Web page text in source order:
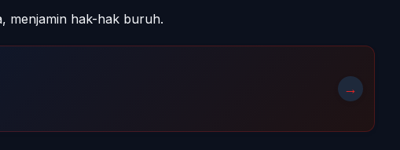
menjamin hak-hak buruh.
→